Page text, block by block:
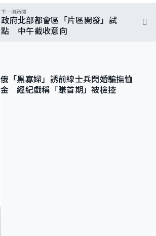
下一則新聞
政府北部都會區「片區開發」試
點 中午截收意向
俄「黑寡婦」誘前線士兵閃婚騙撫恤
金 經紀戲稱「賺首期」被檢控